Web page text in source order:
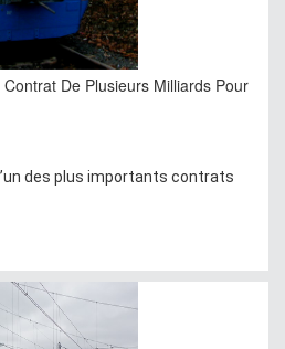
De Plusieurs Milliards Pour
des plus importants contrats